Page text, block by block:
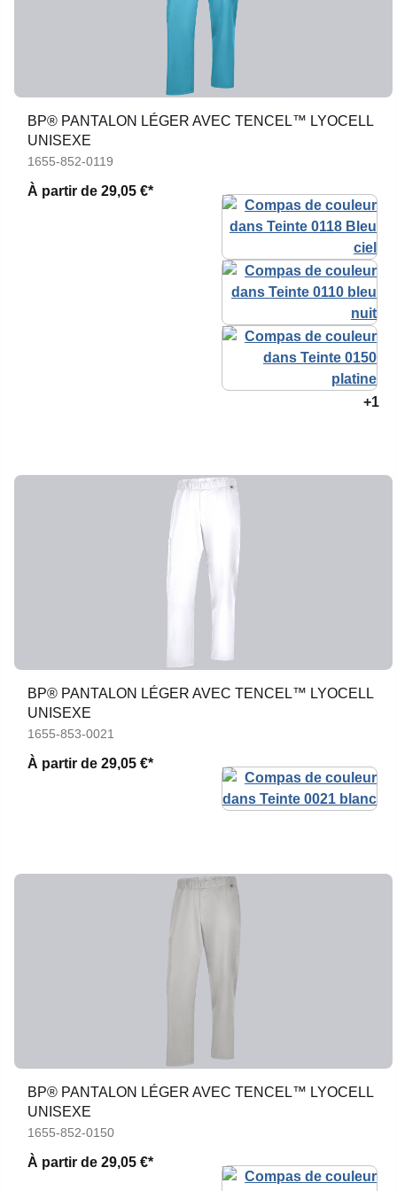
BP® PANTALON LÉGER AVEC TENCEL™ LYOCELL
UNISEXE
1655-852-0119
À partir de 29,05 €*
+1
BP® PANTALON LÉGER AVEC TENCEL™ LYOCELL
UNISEXE
1655-853-0021
À partir de 29,05 €*
BP® PANTALON LÉGER AVEC TENCEL™ LYOCELL
UNISEXE
1655-852-0150
À partir de 29,05 €*